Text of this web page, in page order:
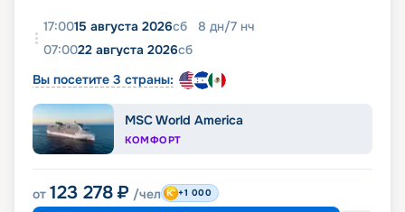
17:0015 августа 2026сб 8 дн/7 нч
07:0022 августа 2026сб
Вы посетите 3 страны:
MSC World America
КОМФОРТ
от 123 278 ₽ /чел +1 000